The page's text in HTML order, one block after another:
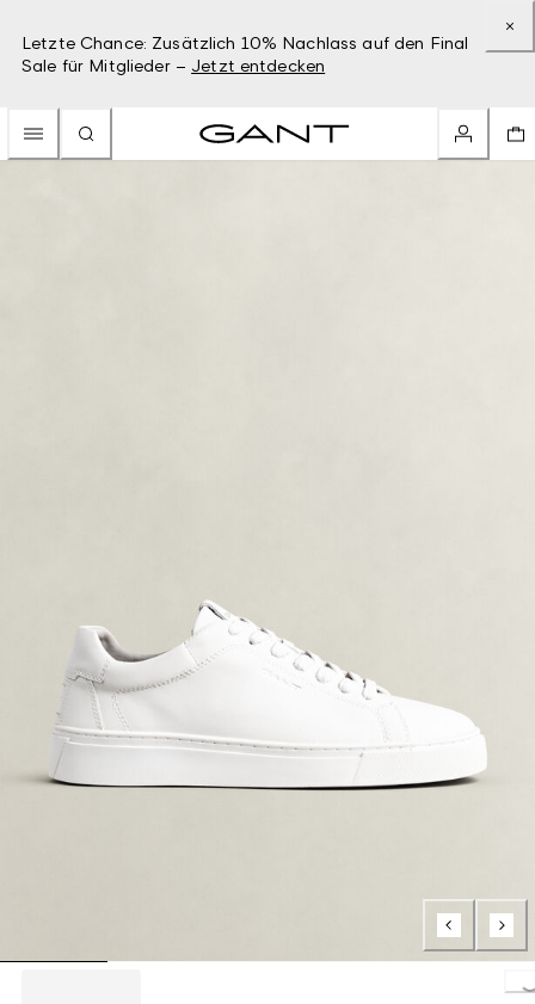
Letzte Chance: Zusätzlich 10% Nachlass auf den Final
Sale für Mitglieder – Jetzt entdecken